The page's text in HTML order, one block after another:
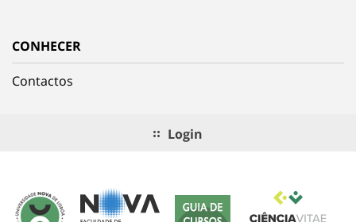
CONHECER
Contactos
Login